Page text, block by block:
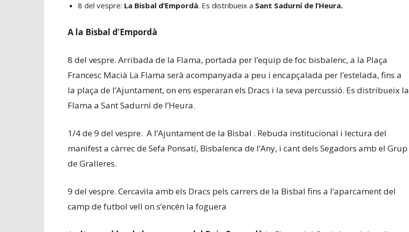
8 del vespre: La Bisbal d’Empordà. Es distribueix a Sant Sadurní de l’Heura.
A la Bisbal d’Empordà
8 del vespre. Arribada de la Flama, portada per l’equip de foc bisbalenc, a la Plaça
Francesc Macià La Flama serà acompanyada a peu i encapçalada per l’estelada, fins a
la plaça de l’Ajuntament, on ens esperaran els Dracs i la seva percussió. Es distribueix la
Flama a Sant Sadurní de l’Heura.
1/4 de 9 del vespre. A l’Ajuntament de la Bisbal . Rebuda institucional i lectura del
manifest a càrrec de Sefa Ponsatí, Bisbalenca de l’Any, i cant dels Segadors amb el Grup
de Gralleres.
9 del vespre. Cercavila amb els Dracs pels carrers de la Bisbal fins a l’aparcament del
camp de futbol vell on s’encén la foguera